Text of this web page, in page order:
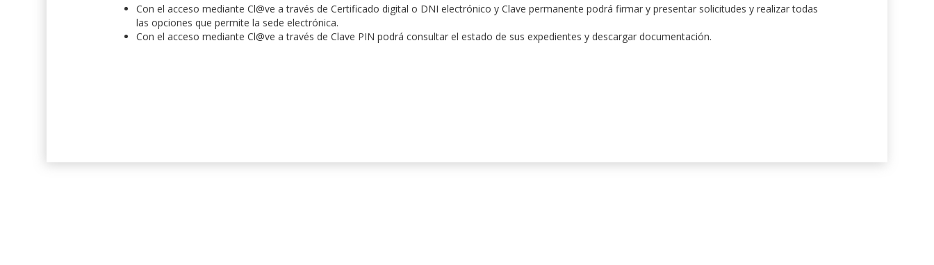
Con el acceso mediante Cl@ve a través de Certificado digital o DNI electrónico y Clave permanente podrá firmar y presentar solicitudes y realizar todas
las opciones que permite la sede electrónica.
Con el acceso mediante Cl@ve a través de Clave PIN podrá consultar el estado de sus expedientes y descargar documentación.